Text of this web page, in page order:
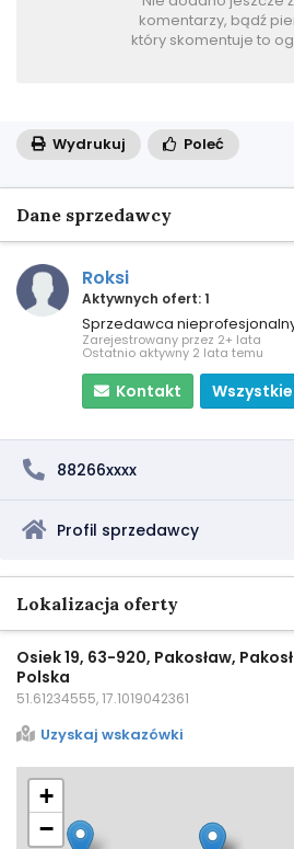
komentarzy, bądź
który skomentuje to
Wydrukuj Poleć
Dane sprzedawcy
Roksi
Aktywnych ofert: 1
Sprzedawca
Zarejestrowany przez 2+ lata
Ostatnio aktywny 2 lata temu
Kontakt
88266xxxx
Profil sprzedawcy
Lokalizacja oferty
Osiek 19, 63-920, Pakosław,
Polska
51.61234555, 17.1019042361
Uzyskaj wskazówki
+
−